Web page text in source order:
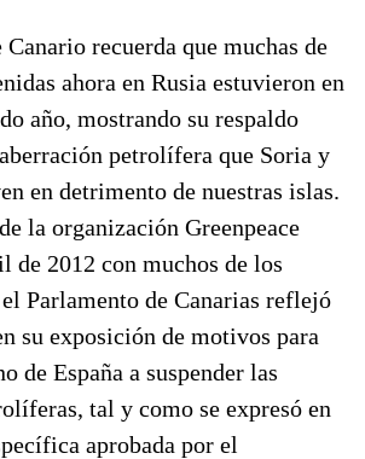
recuerda que muchas de
ahora en Rusia estuvieron en
año, mostrando su respaldo
petrolífera que Soria y
en detrimento de nuestras islas.
la organización Greenpeace
de 2012 con muchos de los
Parlamento de Canarias reflejó
su exposición de motivos para
de España a suspender las
tal y como se expresó en
aprobada por el